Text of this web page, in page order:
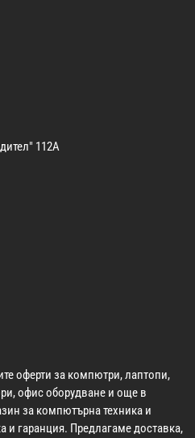
112А
оферти за компютри, лаптопи,
офис оборудване и още в
за компютърна техника и
и гаранция. Предлагаме доставка,